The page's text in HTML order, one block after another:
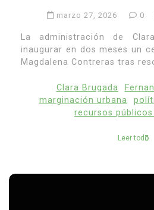
marzo 27, 2026 0
La administración de
inaugurar en dos meses un
Magdalena Contreras tras
Clara Brugada
marginación urbana
recursos públicos
Leer todo